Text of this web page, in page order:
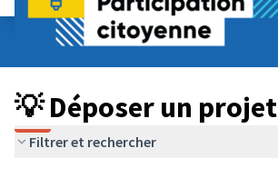
Budget Participatif ADULTE 2024
💡 Déposer un projet
💡 Déposer un projet
Filtrer et rechercher